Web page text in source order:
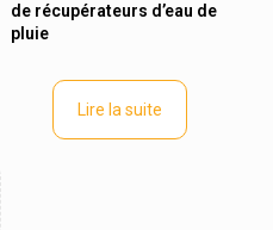
de récupérateurs d’eau de
pluie
Lire la suite